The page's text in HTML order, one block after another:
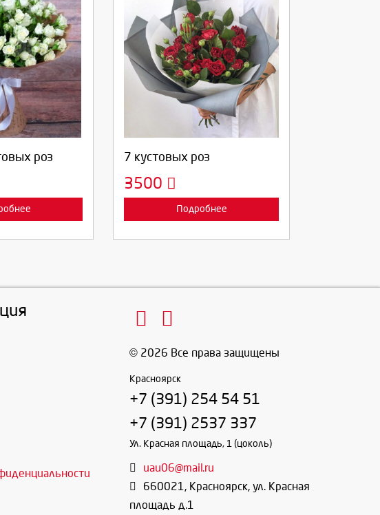
роз
Отмена
7 кустовых роз
3500
Подробнее
Выберите количество:
Продолжить Отмена
© 2026 Все права защищены
Красноярск
+7 (391) 254 54 51
+7 (391) 2537 337
Ул. Красная площадь, 1 (цоколь)
uau06@mail.ru
660021 , Красноярск, ул. Красная
площадь д.1